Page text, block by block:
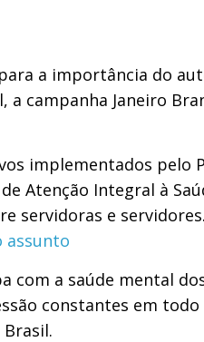
a importância do
a campanha Janeiro
implementados pelo
Atenção Integral à
servidoras e servidores.
assunto
com a saúde mental
constantes em